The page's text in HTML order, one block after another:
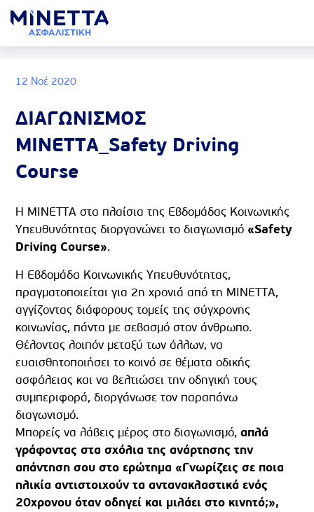
12 Νοέ 2020
ΔΙΑΓΩΝΙΣΜΟΣ
ΜΙΝΕΤΤΑ_Safety Driving
Course
Η ΜΙΝΕΤΤΑ στα πλαίσια της Εβδομάδας Κοινωνικής
Υπευθυνότητας διοργανώνει το διαγωνισμό «Safety
Driving Course».
Η Εβδομάδα Κοινωνικής Υπευθυνότητας,
πραγματοποιείται για 2η χρονιά από τη ΜΙΝΕΤΤΑ,
αγγίζοντας διάφορους τομείς της σύγχρονης
κοινωνίας, πάντα με σεβασμό στον άνθρωπο.
Θέλοντας λοιπόν μεταξύ των άλλων, να
ευαισθητοποιήσει το κοινό σε θέματα οδικής
ασφάλειας και να βελτιώσει την οδηγική τους
συμπεριφορά, διοργάνωσε τον παραπάνω
διαγωνισμό.
Μπορείς να λάβεις μέρος στο διαγωνισμό, απλά
γράφοντας στα σχόλια της ανάρτησης την
απάντηση σου στο ερώτημα «Γνωρίζεις σε ποια
ηλικία αντιστοιχούν τα αντανακλαστικά ενός
20χρονου όταν οδηγεί και μιλάει στο κινητό;»,